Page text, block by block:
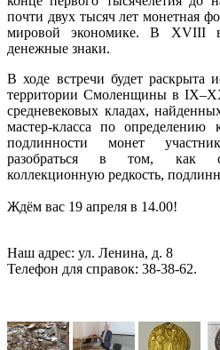
почти двух тысяч лет монетная
мировой экономике. В XVIII
денежные знаки.
В ходе встречи будет раскрыта
территории Смоленщины в
средневековых кладах,
мастер-класса по определению
подлинности монет
разобраться в том, как
коллекционную редкость,
Ждём вас 19 апреля в 14.00!
Наш адрес: ул. Ленина, д. 8
Телефон для справок: 38-38-62.